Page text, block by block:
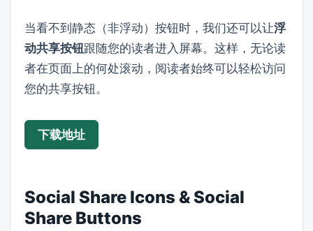
当看不到静态（非浮动）按钮时，我们还可以让浮
动共享按钮跟随您的读者进入屏幕。这样，无论读
者在页面上的何处滚动，阅读者始终可以轻松访问
您的共享按钮。
下载地址
Social Share Icons & Social
Share Buttons